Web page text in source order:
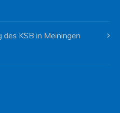
des KSB in Meiningen